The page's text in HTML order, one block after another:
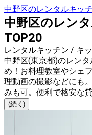
中野区のレンタルキッ
中野区のレン
TOP20
レンタルキッチン / キ
中野区(東京都)のレン
め！お料理教室やシェ
理動画の撮影などにも
みも可。便利で格安な
(続く)